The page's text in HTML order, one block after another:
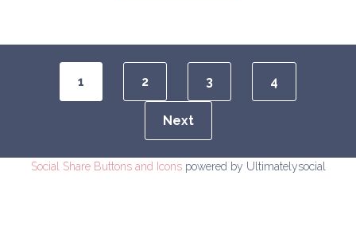
1 2 3 4
Next
Social Share Buttons and Iconspowered by Ultimatelysocial